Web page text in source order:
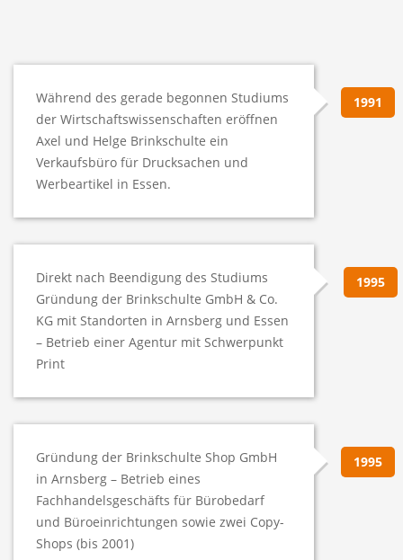
1991
Während des gerade begonnen Studiums
der Wirtschaftswissenschaften eröffnen
Axel und Helge Brinkschulte ein
Verkaufsbüro für Drucksachen und
Werbeartikel in Essen.
1995
Direkt nach Beendigung des Studiums
Gründung der Brinkschulte GmbH & Co.
KG mit Standorten in Arnsberg und Essen
– Betrieb einer Agentur mit Schwerpunkt
Print
1995
Gründung der Brinkschulte Shop GmbH
in Arnsberg – Betrieb eines
Fachhandelsgeschäfts für Bürobedarf
und Büroeinrichtungen sowie zwei Copy-
Shops (bis 2001)